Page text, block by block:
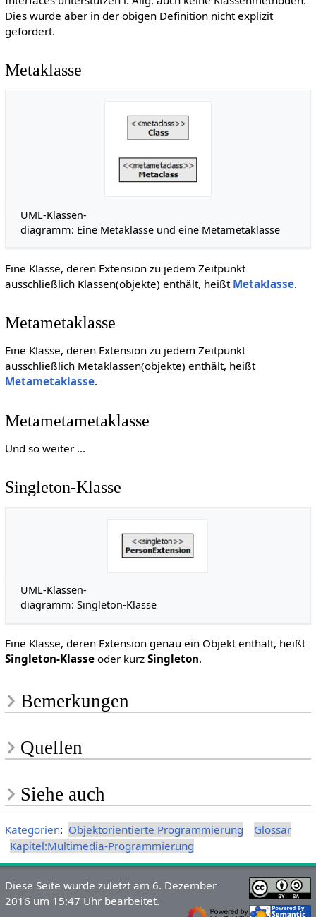
Dies wurde aber in der obigen Definition nicht explizit
gefordert.
Metaklasse
UML-Klassen-
diagramm: Eine Metaklasse und eine Metametaklasse
Eine Klasse, deren Extension zu jedem Zeitpunkt
ausschließlich Klassen(objekte) enthält, heißt Metaklasse.
Metametaklasse
Eine Klasse, deren Extension zu jedem Zeitpunkt
ausschließlich Metaklassen(objekte) enthält, heißt
Metametaklasse.
Metametametaklasse
Und so weiter ...
Singleton-Klasse
UML-Klassen-
diagramm: Singleton-Klasse
Eine Klasse, deren Extension genau ein Objekt enthält, heißt
Singleton-Klasseoder kurz Singleton.
Bemerkungen
Quellen
Siehe auch
Kategorien: Objektorientierte Programmierung
Glossar
Kapitel:Multimedia-Programmierung
Diese Seite wurde zuletzt am 6. Dezember
2016 um 15:47 Uhr bearbeitet.